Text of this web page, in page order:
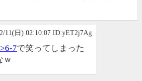
11(日) 02:10:07 ID:yET2j7Ag
7で笑ってしまった
ｗ